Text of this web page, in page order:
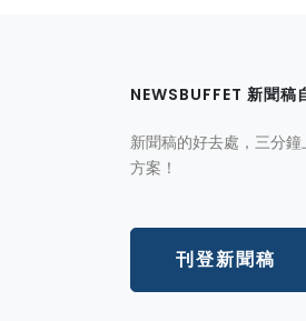
NEWSBUFFET 新聞稿
新聞稿的好去處，三分
方案！
刊登新聞稿